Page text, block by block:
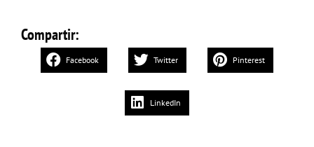
Compartir:
Facebook Twitter Pinterest
LinkedIn